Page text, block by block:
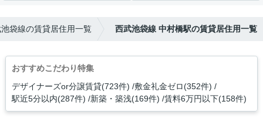
袋線の賃貸居住用一覧 西武池袋線 中村橋駅の賃貸居住用一覧
おすすめこだわり特集
デザイナーズor分譲賃貸(723件) 敷金礼金ゼロ(352件)
駅近5分以内(287件) 新築・築浅(169件) 賃料6万円以下(158件)